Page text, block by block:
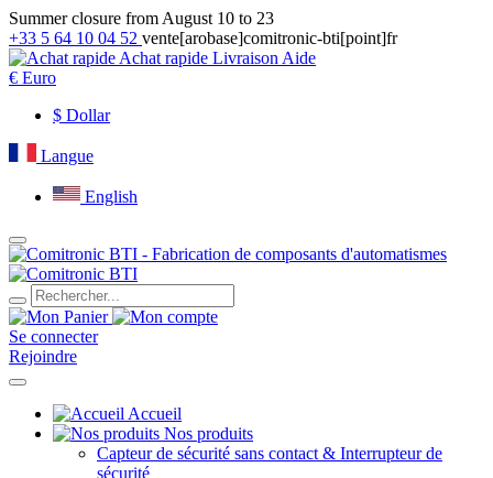
Summer closure from August 10 to 23
+33 5 64 10 04 52 vente[arobase]comitronic-bti[point]fr
Achat rapide Livraison Aide
€ Euro
$ Dollar
Langue
English
Se connecter
Rejoindre
Accueil
Nos produits
Capteur de sécurité sans contact & Interrupteur de
sécurité